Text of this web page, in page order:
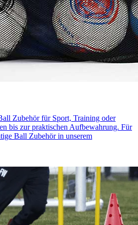
Zubehör für Sport, Training oder
bis zur praktischen Aufbewahrung. Für
Ball Zubehör in unserem